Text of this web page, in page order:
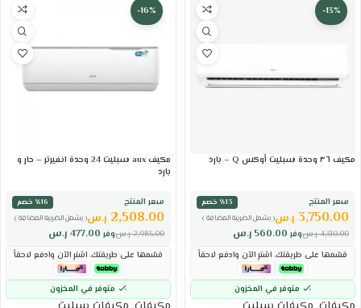
-13%
مكيف ٣٦ وحدة سبليت أوكس Q – بارد
سعر المنتج
٪13 خصم
( يشمل الضريبة المضافة )
3,750.00 ر.س
وفر 560.00 ر.س 4,310.00 ر.س
قسّمها على طريقتك. اشترِ الآن وادفع لاحقاً
متوفر في المخزون
-16%
مكيف aux سبليت 24 وحدة انفيرتر – حار و
بارد
سعر المنتج
٪16 خصم
( يشمل الضريبة المضافة )
2,508.00 ر.س
وفر 477.00 ر.س 2,985.00 ر.س
قسّمها على طريقتك. اشترِ الآن وادفع لاحقاً
متوفر في المخزون